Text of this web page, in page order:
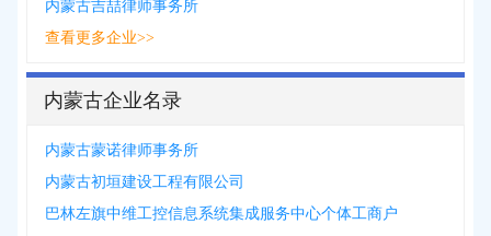
内蒙古吉喆律师事务所
查看更多企业>>
内蒙古企业名录
内蒙古蒙诺律师事务所
内蒙古初垣建设工程有限公司
巴林左旗中维工控信息系统集成服务中心个体工商户